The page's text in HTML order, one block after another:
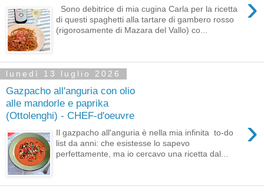
›
Sono debitrice di mia cugina Carla per la ricetta
di questi spaghetti alla tartare di gambero rosso
(rigorosamente di Mazara del Vallo) co...
lunedì 13 luglio 2026
Gazpacho all'anguria con olio
alle mandorle e paprika
(Ottolenghi) - CHEF-d'oeuvre
›
Il gazpacho all'anguria è nella mia infinita to-do
list da anni: che esistesse lo sapevo
perfettamente, ma io cercavo una ricetta dal...